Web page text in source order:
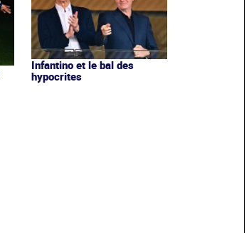
Infantino et le bal des
hypocrites